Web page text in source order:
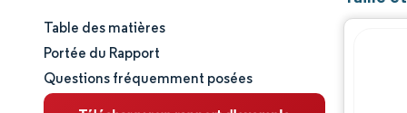
Taille et part de marché
Analyse du marché
Table des matières
Portée du Rapport
Questions fréquemment posées